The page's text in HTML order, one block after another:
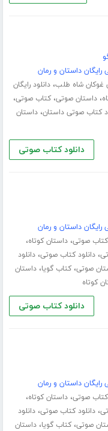
داستان و رمان
غوکان شاه طلب،دانلود رایگان
،داستان صوتی،کتاب صوتی،
کتاب صوتی داستان،داستان
دانلود کتاب صوتی
داستان و رمان
کتاب صوتی،داستان کوتاه،
،دانلود کتاب صوتی،دانلود
صوتی،کتاب گویا،داستان
کوتاه
دانلود کتاب صوتی
داستان و رمان
کتاب صوتی،داستان کوتاه،
،دانلود کتاب صوتی،دانلود
صوتی،کتاب گویا،داستان